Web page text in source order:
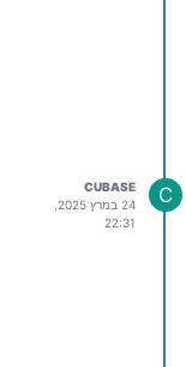
C
CUBASE
22:31